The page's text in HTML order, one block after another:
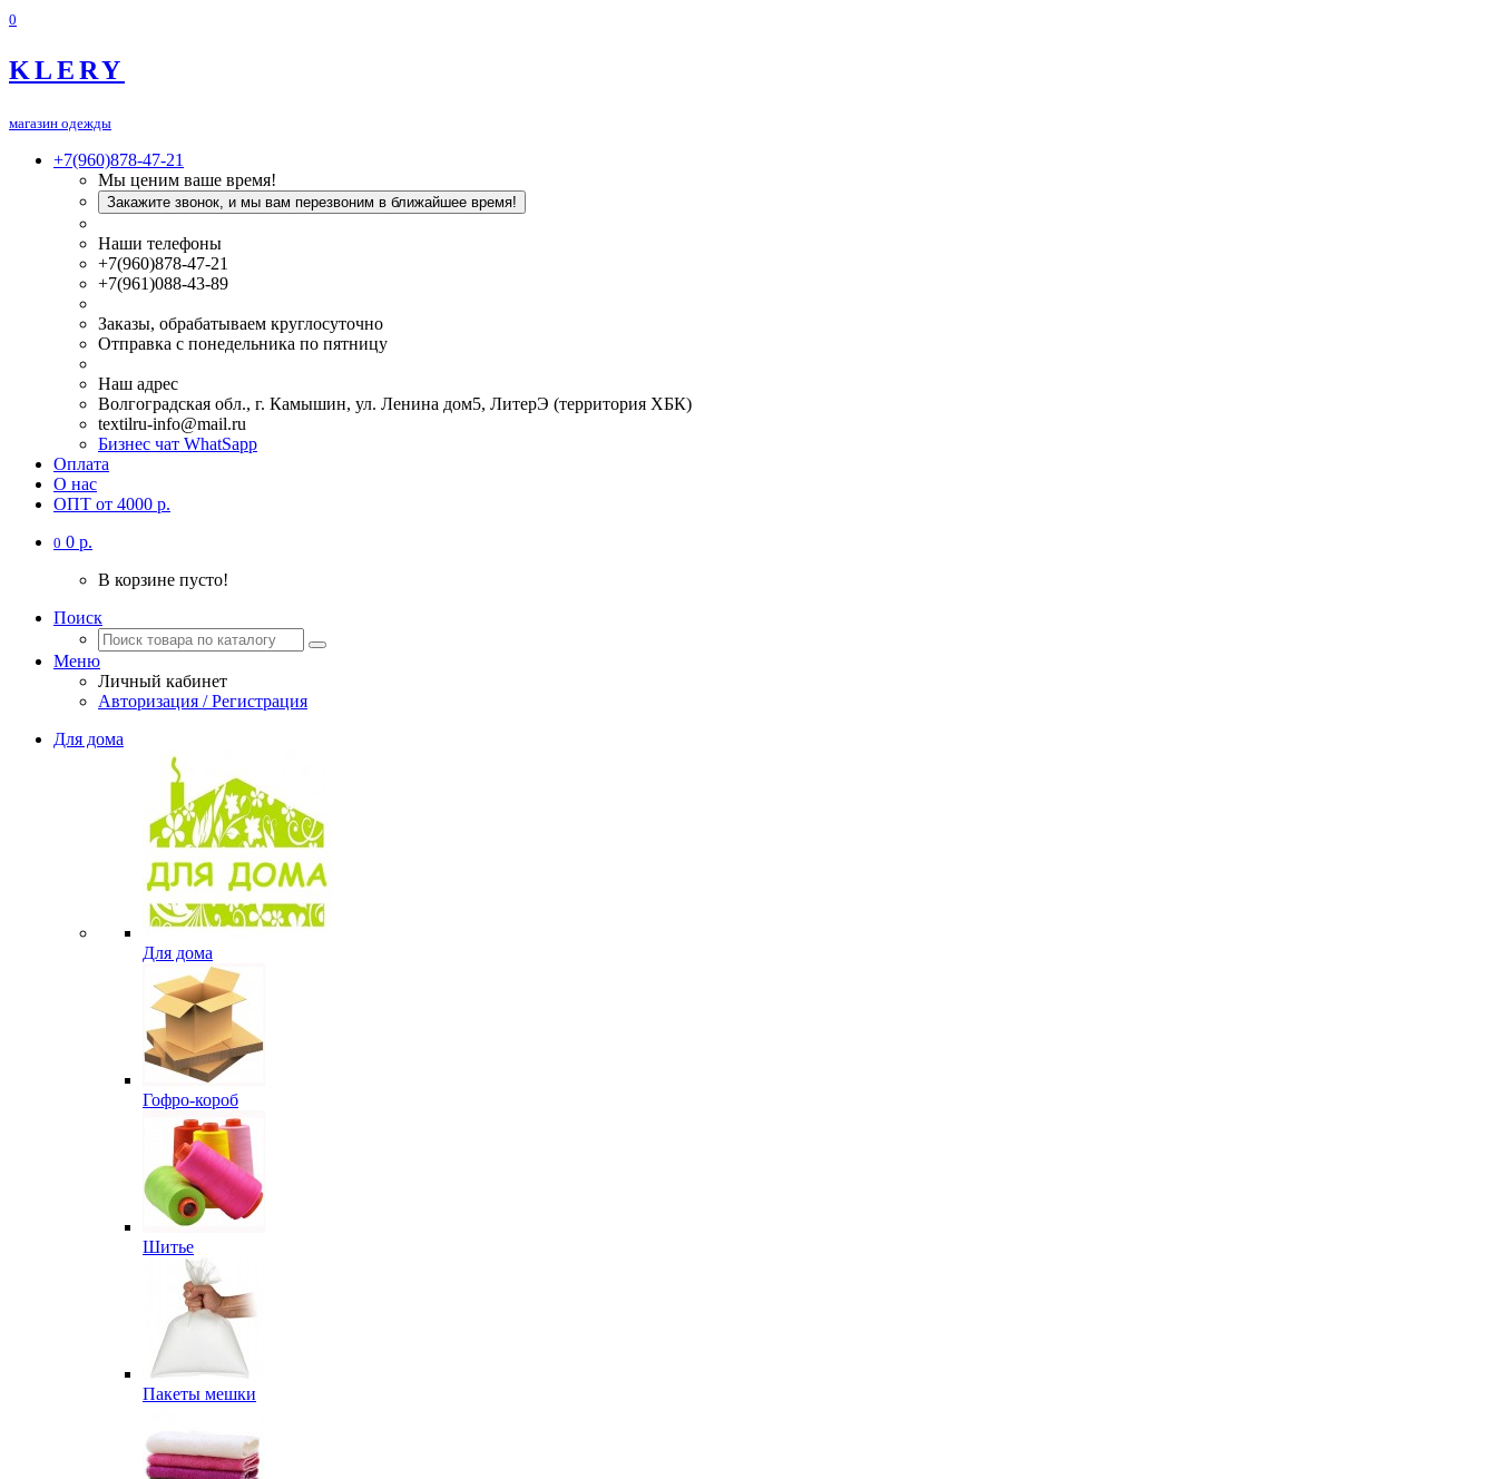
0
KLERY
магазин одежды
+7(960)878-47-21
Мы ценим ваше время!
Закажите звонок, и мы вам перезвоним в ближайшее время!
Наши телефоны
+7(960)878-47-21
+7(961)088-43-89
Заказы, обрабатываем круглосуточно
Отправка с понедельника по пятницу
Наш адрес
Волгоградская обл., г. Камышин, ул. Ленина дом5, ЛитерЭ (территория ХБК)
textilru-info@mail.ru
Бизнес чат WhatSapp
Оплата
О нас
ОПТ от 4000 р.
0 0 р.
В корзине пусто!
Поиск
Меню
Личный кабинет
Авторизация / Регистрация
Для дома
Для дома
Гофро-короб
Шитье
Пакеты мешки